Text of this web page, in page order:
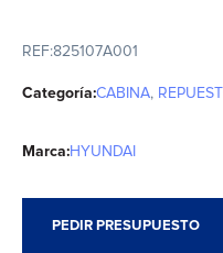
REF:825107A001
Categoría:CABINA,
Marca:HYUNDAI
PEDIR PRESUPUESTO